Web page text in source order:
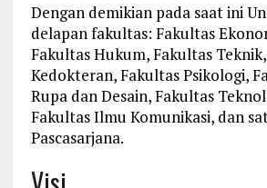
Dengan demikian pada saat ini
delapan fakultas: Fakultas
Fakultas Hukum, Fakultas
Kedokteran, Fakultas Psikologi,
Rupa dan Desain, Fakultas
Fakultas Ilmu Komunikasi, dan
Pascasarjana.